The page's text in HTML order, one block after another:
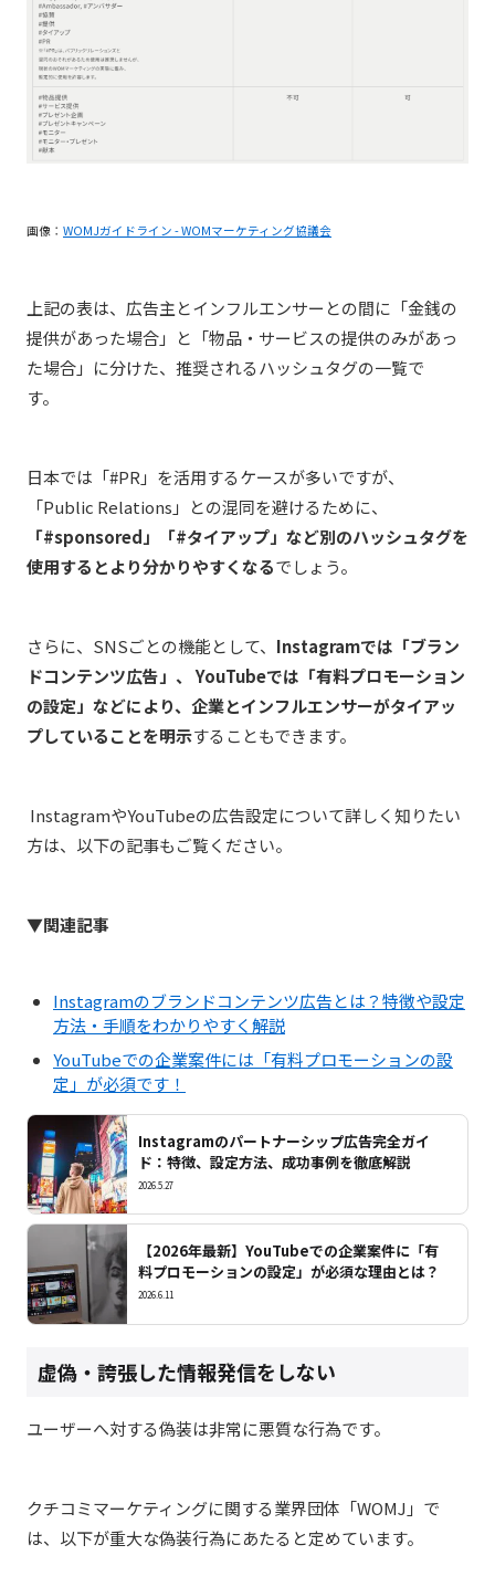
画像： WOMJガイドライン - WOMマーケティング協議会
上記の表は、広告主とインフルエンサーとの間に「金銭の
提供があった場合」と「物品・サービスの提供のみがあっ
た場合」に分けた、推奨されるハッシュタグの一覧で
す。
日本では「#PR」を活用するケースが多いですが、
「Public Relations」との混同を避けるために、
「#sponsored」「#タイアップ」など別のハッシュタグを
使用するとより分かりやすくなるでしょう。
さらに、 SNSごとの機能として、 Instagramでは「ブラン
ドコンテンツ広告」、 YouTubeでは「有料プロモーション
の設定」などにより、企業とインフルエンサーがタイアッ
プしていることを明示することもできます。
InstagramやYouTubeの広告設定について詳しく知りたい
方は、以下の記事もご覧ください。
▼関連記事
Instagramのブランドコンテンツ広告とは？特徴や設定
方法・手順をわかりやすく解説
YouTubeでの企業案件には「有料プロモーションの設
定」が必須です！
Instagramのパートナーシップ広告完全ガイ
ド：特徴、設定方法、成功事例を徹底解説
2026.5.27
【2026年最新】YouTubeでの企業案件に「有
料プロモーションの設定」が必須な理由とは？
2026.6.11
虚偽・誇張した情報発信をしない
ユーザーへ対する偽装は非常に悪質な行為です。
クチコミマーケティングに関する業界団体「WOMJ」 で
は、以下が重大な偽装行為にあたると定めています。